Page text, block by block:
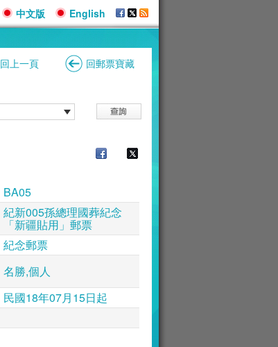
中文版 English
回上一頁 回郵票寶藏
BA05
紀新005孫總理國葬紀念
「新疆貼用」郵票
紀念郵票
名勝,個人
民國18年07月15日起